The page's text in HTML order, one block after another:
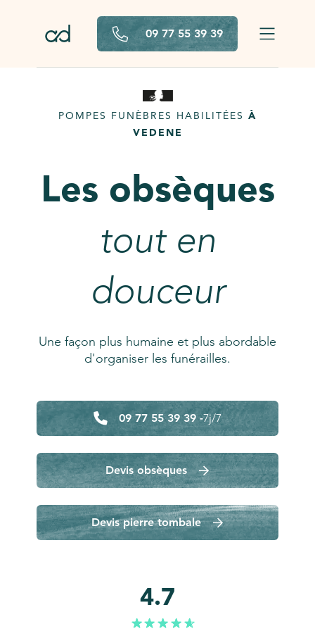
09 77 55 39 39
POMPES FUNÈBRES HABILITÉES À
VEDENE
Les obsèques
tout en
douceur
Une façon plus humaine et plus abordable
d'organiser les funérailles.
09 77 55 39 39 -7j/7
Devis obsèques
Devis pierre tombale
4.7